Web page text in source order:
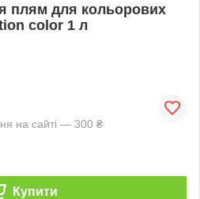
плям для кольорових
color 1 л
на сайті — 300 ₴
Купити